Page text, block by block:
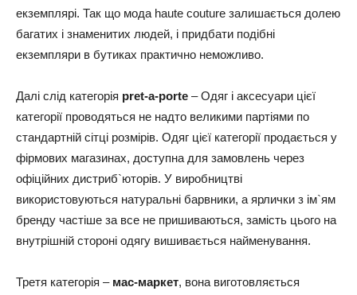
екземплярі. Так що мода haute couture залишається долею
багатих і знаменитих людей, і придбати подібні
екземпляри в бутиках практично неможливо.
Далі слід категорія pret-a-porte – Одяг і аксесуари цієї
категорії проводяться не надто великими партіями по
стандартній сітці розмірів. Одяг цієї категорії продається у
фірмових магазинах, доступна для замовлень через
офіційних дистриб`юторів. У виробництві
використовуються натуральні барвники, а ярлички з ім`ям
бренду частіше за все не пришиваються, замість цього на
внутрішній стороні одягу вишивається найменування.
Третя категорія – мас-маркет, вона виготовляється